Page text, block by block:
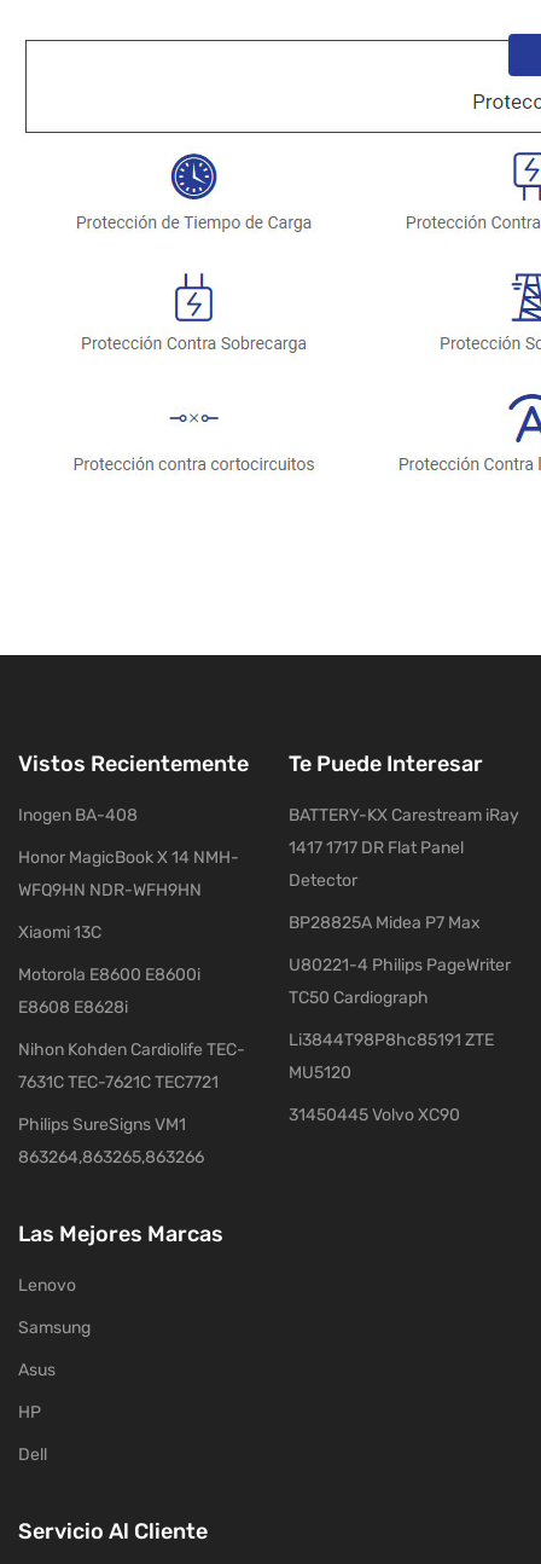
Vistos Recientemente
Inogen BA-408
Honor MagicBook X 14 NMH-
WFQ9HN NDR-WFH9HN
Xiaomi 13C
Motorola E8600 E8600i
E8608 E8628i
Nihon Kohden Cardiolife TEC-
7631C TEC-7621C TEC7721
Philips SureSigns VM1
863264,863265,863266
Te Puede Interesar
BATTERY-KX Carestream iRay
1417 1717 DR Flat Panel
Detector
BP28825A Midea P7 Max
U80221-4 Philips PageWriter
TC50 Cardiograph
Li3844T98P8hc85191 ZTE
MU5120
31450445 Volvo XC90
Las Mejores Marcas
Lenovo
Samsung
Asus
HP
Dell
Servicio Al Cliente